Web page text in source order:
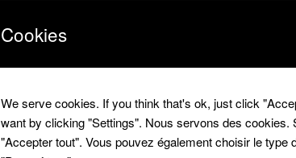
Cookies
We serve cookies. If you think that's ok, just click
want by clicking "Settings". Nous servons des
"Accepter tout". Vous pouvez également choisir le